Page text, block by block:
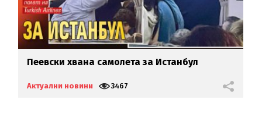
Пеевски хвана самолета за Истанбул
Актуални новини 3467